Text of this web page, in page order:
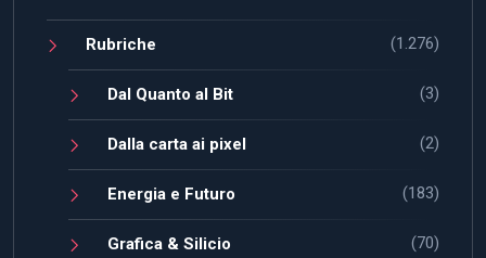
Rubriche (1.276)
Dal Quanto al Bit (3)
Dalla carta ai pixel (2)
Energia e Futuro (183)
Grafica & Silicio (70)